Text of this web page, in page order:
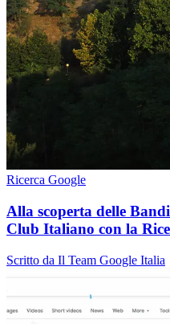
Ricerca Google
Alla scoperta delle
Club Italiano con la
Scritto da Il Team Google Italia